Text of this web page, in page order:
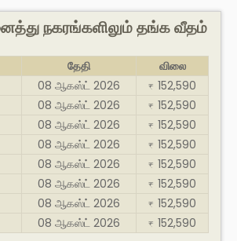
நகரங்களிலும் தங்க வீதம்
தேதி
விலை
08 ஆகஸ்ட் 2026 ₹ 152,590
08 ஆகஸ்ட் 2026 ₹ 152,590
08 ஆகஸ்ட் 2026 ₹ 152,590
08 ஆகஸ்ட் 2026 ₹ 152,590
08 ஆகஸ்ட் 2026 ₹ 152,590
08 ஆகஸ்ட் 2026 ₹ 152,590
08 ஆகஸ்ட் 2026 ₹ 152,590
08 ஆகஸ்ட் 2026 ₹ 152,590